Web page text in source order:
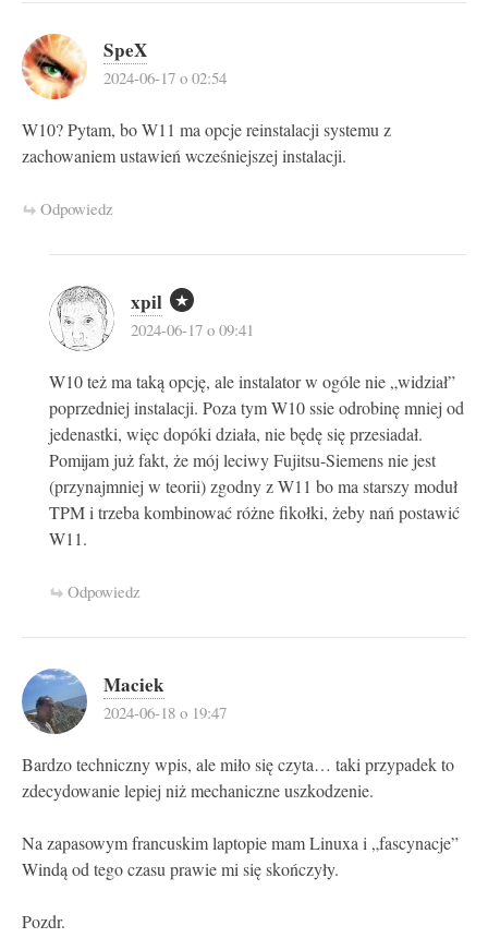
SpeX
2024-06-17 o 02:54
W10? Pytam, bo W11 ma opcje reinstalacji systemu z
zachowaniem ustawień wcześniejszej instalacji.
Odpowiedz
xpil
2024-06-17 o 09:41
W10 też ma taką opcję, ale instalator w ogóle nie „widział”
poprzedniej instalacji. Poza tym W10 ssie odrobinę mniej od
jedenastki, więc dopóki działa, nie będę się przesiadał.
Pomijam już fakt, że mój leciwy Fujitsu-Siemens nie jest
(przynajmniej w teorii) zgodny z W11 bo ma starszy moduł
TPM i trzeba kombinować różne fikołki, żeby nań postawić
W11.
Odpowiedz
Maciek
2024-06-18 o 19:47
Bardzo techniczny wpis, ale miło się czyta… taki przypadek to
zdecydowanie lepiej niż mechaniczne uszkodzenie.
Na zapasowym francuskim laptopie mam Linuxa i „fascynacje”
Windą od tego czasu prawie mi się skończyły.
Pozdr.